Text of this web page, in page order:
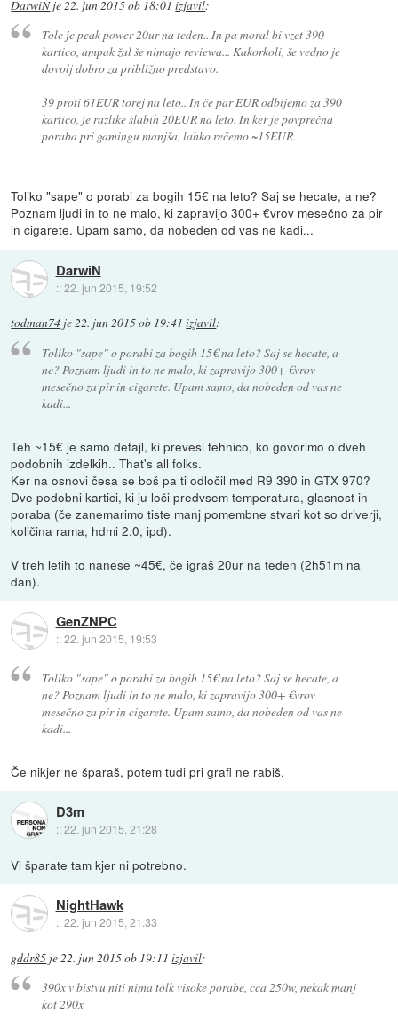
DarwiNje22. jun 2015 ob 18:01 izjavil:
Tole je peak power 20ur na teden.. In pa moral bi vzet 390
kartico, ampak žal še nimajo reviewa... Kakorkoli, še vedno je
dovolj dobro za približno predstavo.
39 proti 61EUR torej na leto.. In če par EUR odbijemo za 390
kartico, je razlike slabih 20EUR na leto. In ker je povprečna
poraba pri gamingu manjša, lahko rečemo ~15EUR.
Toliko "sape" o porabi za bogih 15€ na leto? Saj se hecate, a ne?
Poznam ljudi in to ne malo, ki zapravijo 300+ €vrov mesečno za pir
in cigarete. Upam samo, da nobeden od vas ne kadi...
DarwiN
::22. jun 2015, 19:52
todman74 je22. jun 2015 ob 19:41 izjavil:
Toliko "sape" o porabi za bogih 15€ na leto? Saj se hecate, a
ne? Poznam ljudi in to ne malo, ki zapravijo 300+ €vrov
mesečno za pir in cigarete. Upam samo, da nobeden od vas ne
kadi...
Teh ~15€ je samo detajl, ki prevesi tehnico, ko govorimo o dveh
podobnih izdelkih.. That's all folks.
Ker na osnovi česa se boš pa ti odločil med R9 390 in GTX 970?
Dve podobni kartici, ki ju loči predvsem temperatura, glasnost in
poraba (če zanemarimo tiste manj pomembne stvari kot so driverji,
količina rama, hdmi 2.0, ipd).
V treh letih to nanese ~45€, če igraš 20ur na teden (2h51m na
dan).
GenZNPC
::22. jun 2015, 19:53
Toliko "sape" o porabi za bogih 15€ na leto? Saj se hecate, a
ne? Poznam ljudi in to ne malo, ki zapravijo 300+ €vrov
mesečno za pir in cigarete. Upam samo, da nobeden od vas ne
kadi...
Če nikjer ne šparaš, potem tudi pri grafi ne rabiš.
D3m
::22. jun 2015, 21:28
Vi šparate tam kjer ni potrebno.
NightHawk
::22. jun 2015, 21:33
gddr85 je22. jun 2015 ob 19:11 izjavil:
390x v bistvu niti nima tolk visoke porabe, cca 250w, nekak manj
kot 290x